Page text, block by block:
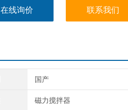
在线询价 联系我们
国产
磁力搅拌器